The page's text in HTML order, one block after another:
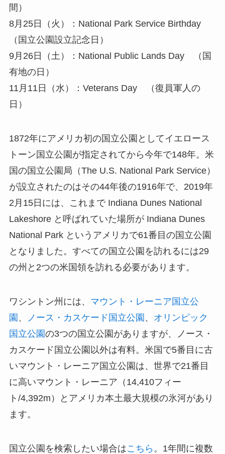
間）
8月25日（火）：National Park Service Birthday
（国立公園設立記念日）
9月26日（土）：National Public Lands Day （国
有地の日）
11月11日（水）：Veterans Day （復員軍人の
日）
1872年にアメリカ初の国立公園としてイエロース
トーン国立公園が指定されてから今年で148年。米
国の国立公園局（The U.S. National Park Service）
が設立されたのはその44年後の1916年で、2019年
2月15日には、これまで Indiana Dunes National
Lakeshore と呼ばれていた場所が Indiana Dunes
National Park というアメリカで61番目の国立公園
となりました。すべての国立公園を訪れるには29
の州と2つの米国領を訪れる必要があります。
ワシントン州には、 マウント・レーニア国立公
園 、 ノース・カスケード国立公園 、 オリンピック
国立公園の3つの国立公園がありますが、ノース・
カスケード国立公園以外は有料。米国で5番目に古
いマウント・レーニア国立公園は、世界で21番目
に高いマウント・レーニア（14,410フィー
ト/4,392m）とアメリカ本土最大規模の氷河があり
ます。
国立公園を検索したい場合はこちら 。1年間に複数